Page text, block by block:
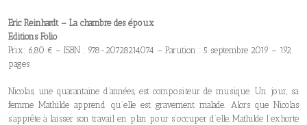
Eric Reinhardt – La chambre des époux
Editions Folio
Prix: 6,80 € – ISBN : 978-20728214074 – Parution : 5 septembre 2019 – 192
pages
Nicolas, une quarantaine d’années, est compositeur de musique. Un jour, sa
femme Mathilde apprend qu’elle est gravement malade. Alors que Nicolas
s’apprête à laisser son travail en plan pour s’occuper d’elle, Mathilde l’exhorte